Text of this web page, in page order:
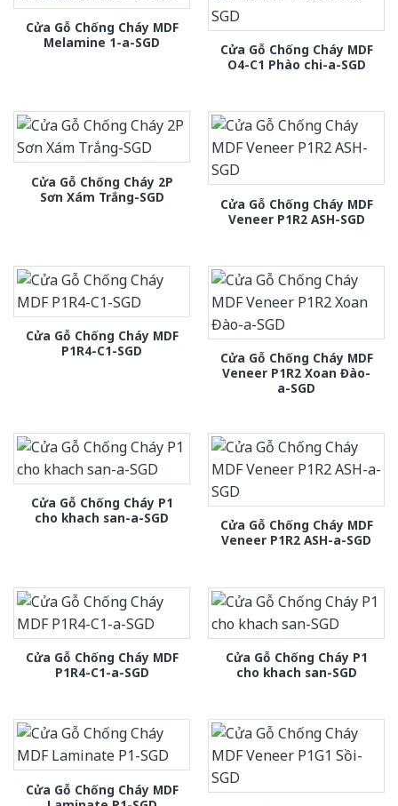
Cửa Gỗ Chống Cháy MDF
Melamine 1-a-SGD
Cửa Gỗ Chống Cháy MDF
O4-C1 Phào chi-a-SGD
Cửa Gỗ Chống Cháy 2P
Sơn Xám Trắng-SGD
Cửa Gỗ Chống Cháy MDF
Veneer P1R2 ASH-SGD
Cửa Gỗ Chống Cháy MDF
P1R4-C1-SGD
Cửa Gỗ Chống Cháy MDF
Veneer P1R2 Xoan Đào-
a-SGD
Cửa Gỗ Chống Cháy P1
cho khach san-a-SGD
Cửa Gỗ Chống Cháy MDF
Veneer P1R2 ASH-a-SGD
Cửa Gỗ Chống Cháy MDF
P1R4-C1-a-SGD
Cửa Gỗ Chống Cháy P1
cho khach san-SGD
Cửa Gỗ Chống Cháy MDF